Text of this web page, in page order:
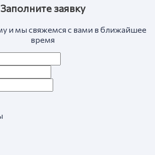
Заполните заявку
и мы свяжемся с вами в ближайшее
время